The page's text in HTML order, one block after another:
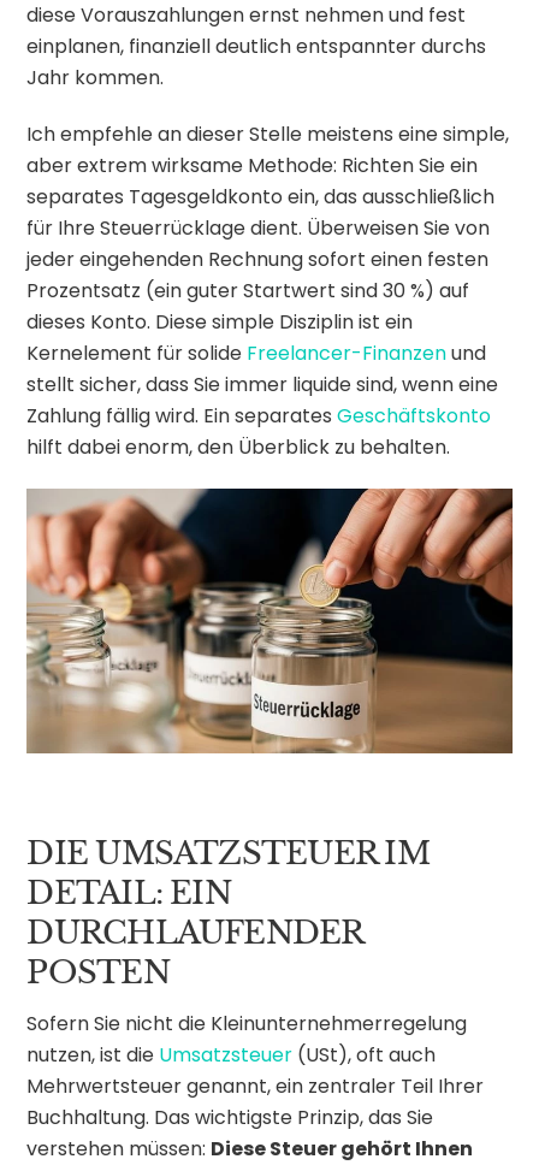
diese Vorauszahlungen ernst nehmen und fest
einplanen, finanziell deutlich entspannter durchs
Jahr kommen.
Ich empfehle an dieser Stelle meistens eine simple,
aber extrem wirksame Methode: Richten Sie ein
separates Tagesgeldkonto ein, das ausschließlich
für Ihre Steuerrücklage dient. Überweisen Sie von
jeder eingehenden Rechnung sofort einen festen
Prozentsatz (ein guter Startwert sind 30 %) auf
dieses Konto. Diese simple Disziplin ist ein
Kernelement für solide Freelancer-Finanzenund
stellt sicher, dass Sie immer liquide sind, wenn eine
Zahlung fällig wird. Ein separatesGeschäftskonto
hilft dabei enorm, den Überblick zu behalten.
DIE UMSATZSTEUER IM
DETAIL: EIN
DURCHLAUFENDER
POSTEN
Sofern Sie nicht die Kleinunternehmerregelung
nutzen, ist die Umsatzsteuer (USt), oft auch
Mehrwertsteuer genannt, ein zentraler Teil Ihrer
Buchhaltung. Das wichtigste Prinzip, das Sie
verstehen müssen: Diese Steuer gehört Ihnen